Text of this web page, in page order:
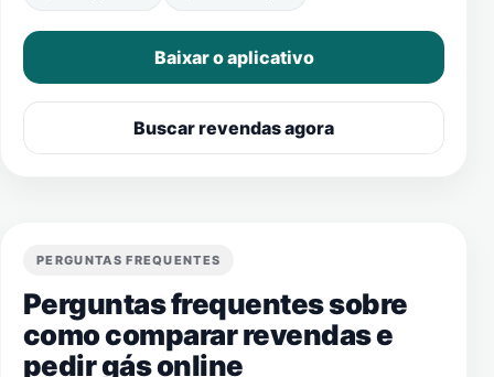
Baixar o aplicativo
Buscar revendas agora
PERGUNTAS FREQUENTES
Perguntas frequentes sobre
como comparar revendas e
pedir gás online